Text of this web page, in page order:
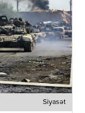
Siyasət